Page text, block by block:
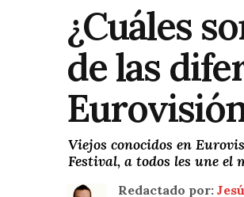
¿Cuáles
de las
Viejos conocidos en
Festival, a todos les une
Redactado por: